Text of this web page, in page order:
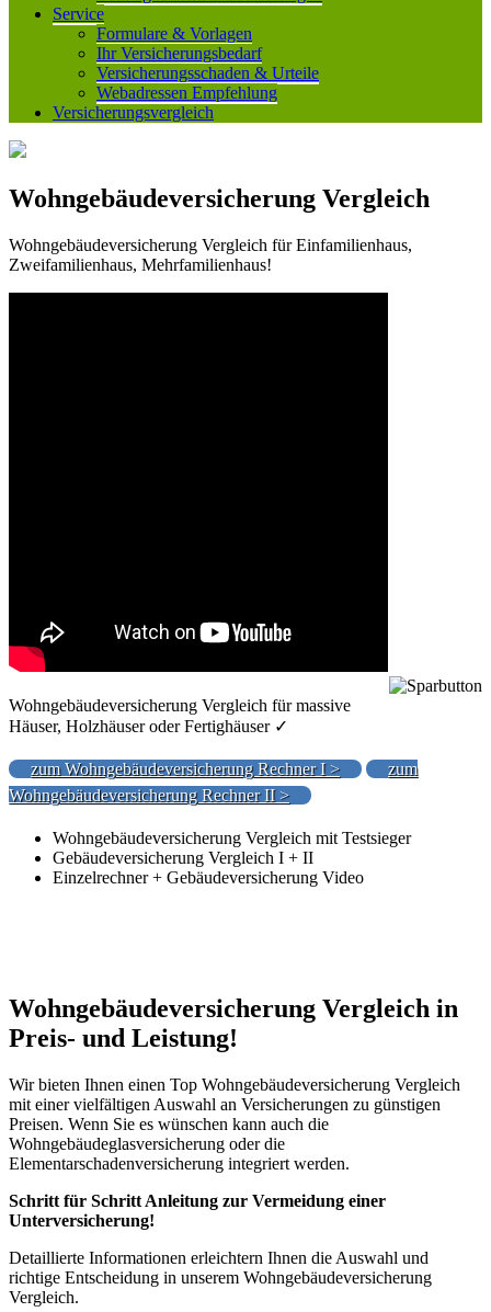
Service
Formulare & Vorlagen
Ihr Versicherungsbedarf
Versicherungsschaden & Urteile
Webadressen Empfehlung
Versicherungsvergleich
Wohngebäudeversicherung Vergleich
Wohngebäudeversicherung Vergleich für Einfamilienhaus,
Zweifamilienhaus, Mehrfamilienhaus!
Wohngebäudeversicherung Vergleich für massive
Häuser, Holzhäuser oder Fertighäuser ✓
zum Wohngebäudeversicherung Rechner I >
zum
Wohngebäudeversicherung Rechner II >
Wohngebäudeversicherung Vergleich mit Testsieger
Gebäudeversicherung Vergleich I + II
Einzelrechner + Gebäudeversicherung Video
Wohngebäudeversicherung Vergleich in
Preis- und Leistung!
Wir bieten Ihnen einen Top Wohngebäudeversicherung Vergleich
mit einer vielfältigen Auswahl an Versicherungen zu günstigen
Preisen. Wenn Sie es wünschen kann auch die
Wohngebäudeglasversicherung oder die
Elementarschadenversicherung integriert werden.
Schritt für Schritt Anleitung zur Vermeidung einer
Unterversicherung!
Detaillierte Informationen erleichtern Ihnen die Auswahl und
richtige Entscheidung in unserem Wohngebäudeversicherung
Vergleich.